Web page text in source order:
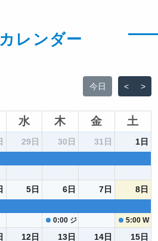
レンダー
今日 < >
水 木 金 土
貸切
29日 30日 31日 1日
貸切
5日 6日
0:00 ジオノスラボ貸切（火山実
7日 8日
5:00 WS
12日 13日 14日 15日